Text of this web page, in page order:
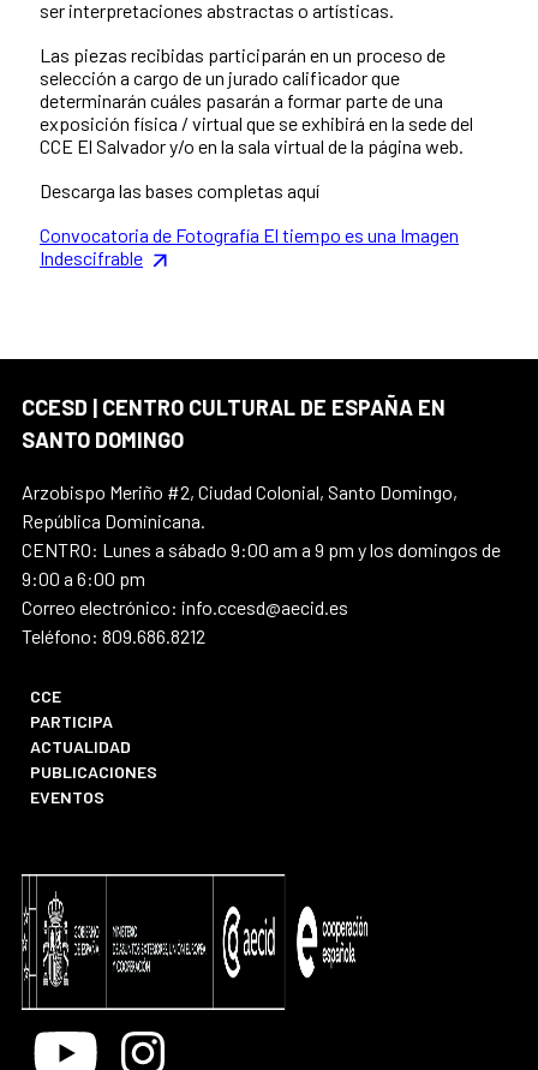
ser interpretaciones abstractas o artísticas.
Las piezas recibidas participarán en un proceso de
selección a cargo de un jurado calificador que
determinarán cuáles pasarán a formar parte de una
exposición física / virtual que se exhibirá en la sede del
CCE El Salvador y/o en la sala virtual de la página web.
Descarga las bases completas aquí
Convocatoria de Fotografía El tiempo es una Imagen
Indescifrable
CCESD | CENTRO CULTURAL DE ESPAÑA EN
SANTO DOMINGO
Arzobispo Meriño #2, Ciudad Colonial, Santo Domingo,
República Dominicana.
CENTRO: Lunes a sábado 9:00 am a 9 pm y los domingos de
9:00 a 6:00 pm
Correo electrónico: info.ccesd@aecid.es
Teléfono: 809.686.8212
CCE
PARTICIPA
ACTUALIDAD
PUBLICACIONES
EVENTOS
Youtube Instagram